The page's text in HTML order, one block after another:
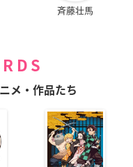
斉藤壮馬
メ・作品たち